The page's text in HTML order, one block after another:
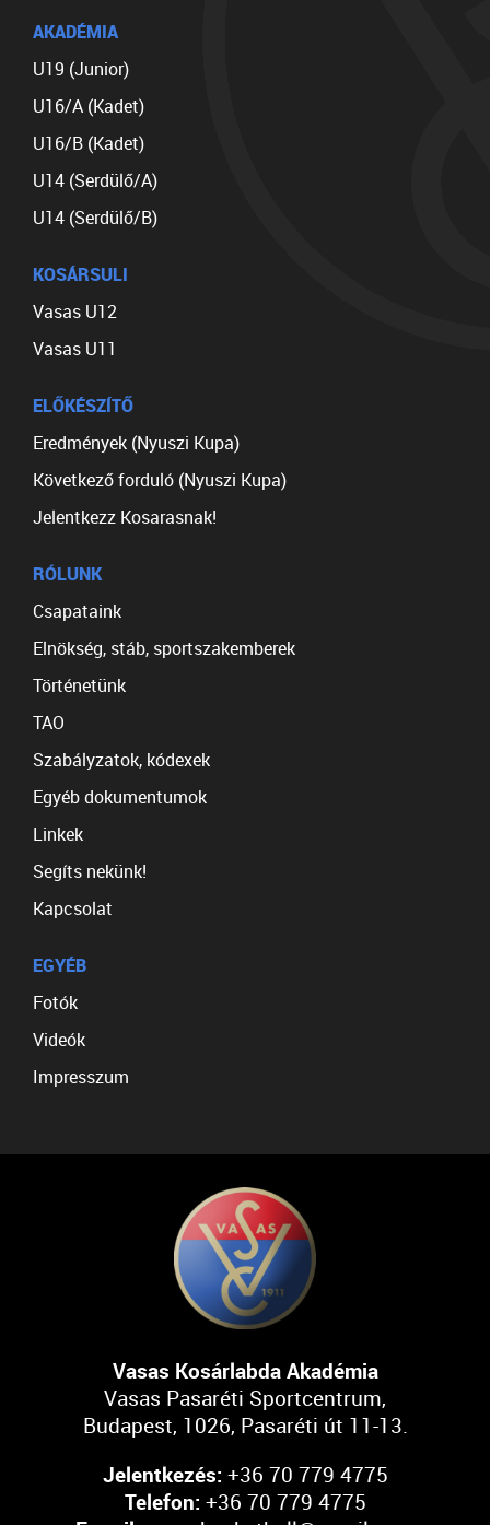
AKADÉMIA
U19 (Junior)
U16/A (Kadet)
U16/B (Kadet)
U14 (Serdülő/A)
U14 (Serdülő/B)
KOSÁRSULI
Vasas U12
Vasas U11
ELŐKÉSZÍTŐ
Eredmények (Nyuszi Kupa)
Következő forduló (Nyuszi Kupa)
Jelentkezz Kosarasnak!
RÓLUNK
Csapataink
Elnökség, stáb, sportszakemberek
Történetünk
TAO
Szabályzatok, kódexek
Egyéb dokumentumok
Linkek
Segíts nekünk!
Kapcsolat
EGYÉB
Fotók
Videók
Impresszum
Vasas Kosárlabda Akadémia
Vasas Pasaréti Sportcentrum,
Budapest, 1026, Pasaréti út 11-13.
Jelentkezés: +36 70 779 4775
Telefon: +36 70 779 4775